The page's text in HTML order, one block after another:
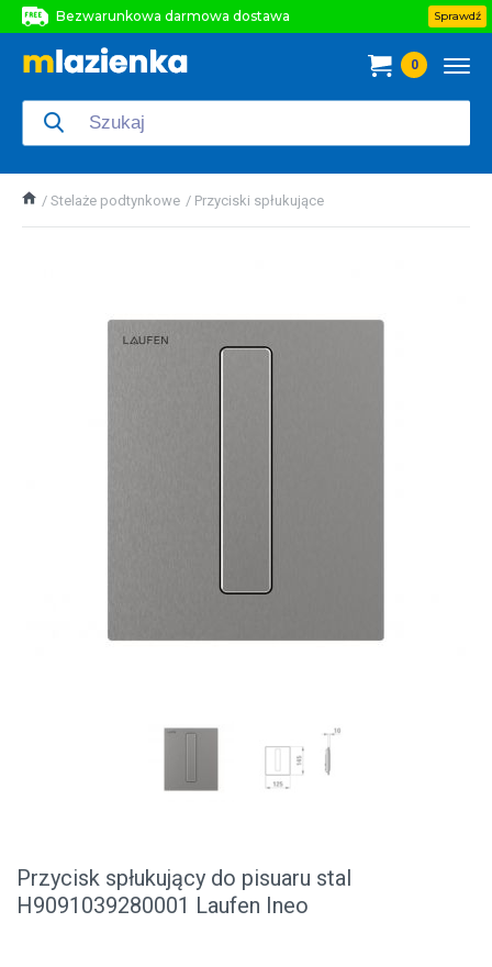
Bezwarunkowa darmowa dostawa
Bezwarunkowa darmowa dostawa
Sprawdź
0
Stelaże podtynkowe Przyciski spłukujące
Przycisk spłukujący do pisuaru stal
H9091039280001 Laufen Ineo